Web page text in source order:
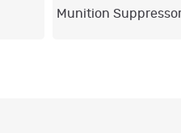
Munition